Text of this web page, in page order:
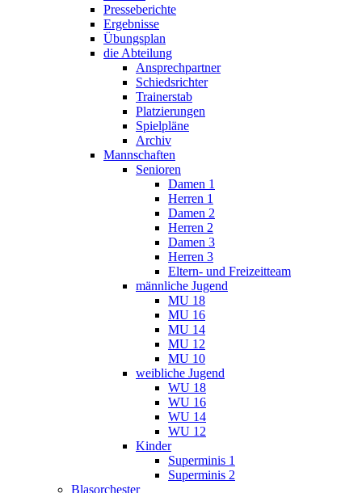
Presseberichte
Ergebnisse
Übungsplan
die Abteilung
Ansprechpartner
Schiedsrichter
Trainerstab
Platzierungen
Spielpläne
Archiv
Mannschaften
Senioren
Damen 1
Herren 1
Damen 2
Herren 2
Damen 3
Herren 3
Eltern- und Freizeitteam
männliche Jugend
MU 18
MU 16
MU 14
MU 12
MU 10
weibliche Jugend
WU 18
WU 16
WU 14
WU 12
Kinder
Superminis 1
Superminis 2
Blasorchester